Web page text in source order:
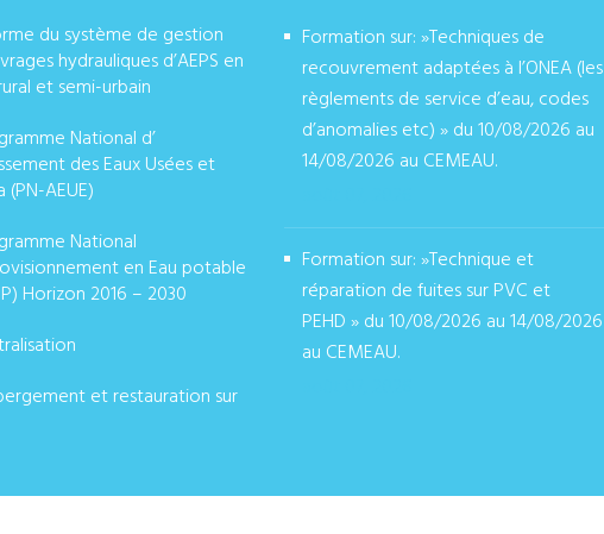
du système de gestion
hydrauliques d’AEPS en
et semi-urbain
National d’
des Eaux Usées et
(PN-AEUE)
National
en Eau potable
Horizon 2016 – 2030
et restauration sur
Formation sur: »Techniques de
recouvrement adaptées à l’ONEA (les
règlements de service d’eau, codes
d’anomalies etc) » du 10/08/2026 au
14/08/2026 au CEMEAU.
Formation sur: »Technique et
réparation de fuites sur PVC et
PEHD » du 10/08/2026 au 14/08/2026
au CEMEAU.